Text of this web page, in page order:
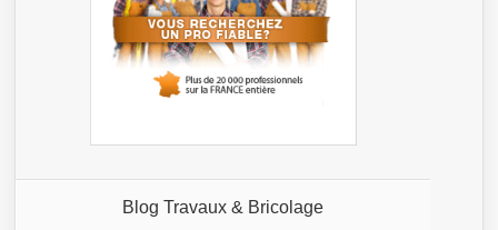
Blog Travaux & Bricolage